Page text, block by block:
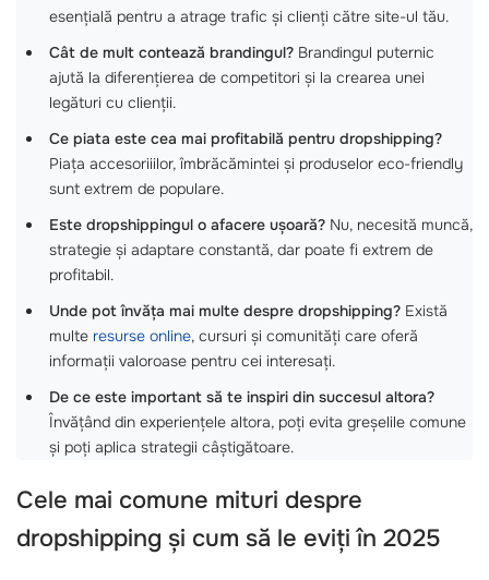
esențială pentru a atrage trafic și clienți către site-ul tău.
Cât de mult contează brandingul? Brandingul puternic
ajută la diferențierea de competitori și la crearea unei
legături cu clienții.
Ce piata este cea mai profitabilă pentru dropshipping?
Piața accesoriiilor, îmbrăcămintei și produselor eco-friendly
sunt extrem de populare.
Este dropshippingul o afacere ușoară? Nu, necesită muncă,
strategie și adaptare constantă, dar poate fi extrem de
profitabil.
Unde pot învăța mai multe despre dropshipping? Există
multe resurse online, cursuri și comunități care oferă
informații valoroase pentru cei interesați.
De ce este important să te inspiri din succesul altora?
Învățând din experiențele altora, poți evita greșelile comune
și poți aplica strategii câștigătoare.
Cele mai comune mituri despre
dropshipping și cum să le eviți în 2025